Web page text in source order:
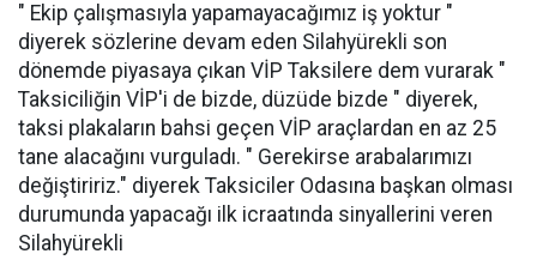
" Ekip çalışmasıyla yapamayacağımız iş yoktur "
diyerek sözlerine devam eden Silahyürekli son
dönemde piyasaya çıkan VİP Taksilere dem vurarak "
Taksiciliğin VİP'i de bizde, düzüde bizde " diyerek,
taksi plakaların bahsi geçen VİP araçlardan en az 25
tane alacağını vurguladı. " Gerekirse arabalarımızı
değiştiririz." diyerek Taksiciler Odasına başkan olması
durumunda yapacağı ilk icraatında sinyallerini veren
Silahyürekli